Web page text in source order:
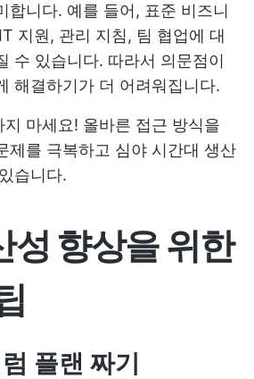
합니다. 예를 들어, 표준 비즈니
지원, 관리 지침, 팀 협업에 대
수 있습니다. 따라서 의문점이
해결하기가 더 어려워집니다.
마세요! 올바른 접근 방식을
제를 극복하고 심야 시간대 생산
습니다.
성 향상을 위한
플랜 짜기